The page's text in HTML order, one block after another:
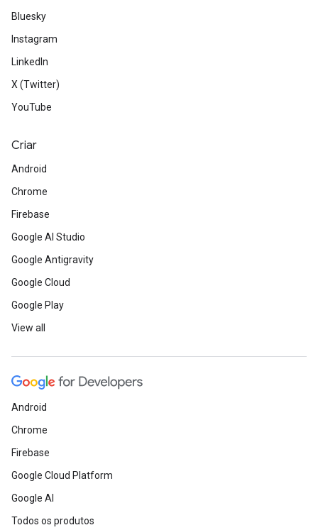
Bluesky
Instagram
LinkedIn
X (Twitter)
YouTube
Criar
Android
Chrome
Firebase
Google AI Studio
Google Antigravity
Google Cloud
Google Play
View all
Android
Chrome
Firebase
Google Cloud Platform
Google AI
Todos os produtos